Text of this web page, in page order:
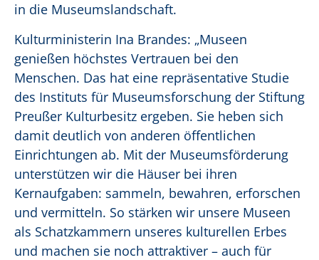
in die Museumslandschaft.
Kulturministerin Ina Brandes: „Museen
genießen höchstes Vertrauen bei den
Menschen. Das hat eine repräsentative Studie
des Instituts für Museumsforschung der Stiftung
Preußer Kulturbesitz ergeben. Sie heben sich
damit deutlich von anderen öffentlichen
Einrichtungen ab. Mit der Museumsförderung
unterstützen wir die Häuser bei ihren
Kernaufgaben: sammeln, bewahren, erforschen
und vermitteln. So stärken wir unsere Museen
als Schatzkammern unseres kulturellen Erbes
und machen sie noch attraktiver – auch für